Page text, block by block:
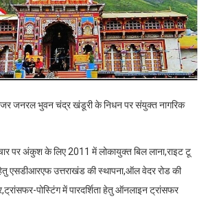
जनरल भुवन चंद्र खंडूरी के निधन पर संयुक्त नागरिक
पर अंकुश के लिए 2011 में लोकायुक्त बिल लाना,राइट टू
एसडीआरएफ उत्तराखंड की स्थापना,ऑल वेदर रोड की
पोस्टिंग में पारदर्शिता हेतु ऑनलाइन ट्रांसफर